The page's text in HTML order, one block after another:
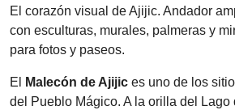
El corazón visual de Ajijic. Andador
con esculturas, murales, palmeras y
para fotos y paseos.
El Malecón de Ajijic es uno de los
del Pueblo Mágico. A la orilla del Lago